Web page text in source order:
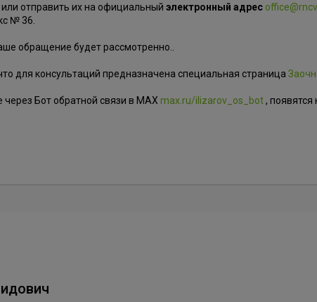
или отправить их на официальный электронный адрес
№ 36.
обращение будет рассмотренно..
для консультаций предназначена специальная страница
Бот обратной связи в MAX max.ru/ilizarov_os_bot, появятся